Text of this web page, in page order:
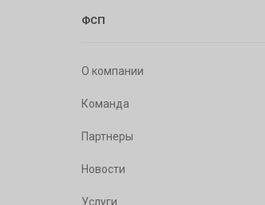
ФСП
О компании
Команда
Партнеры
Новости
Услуги